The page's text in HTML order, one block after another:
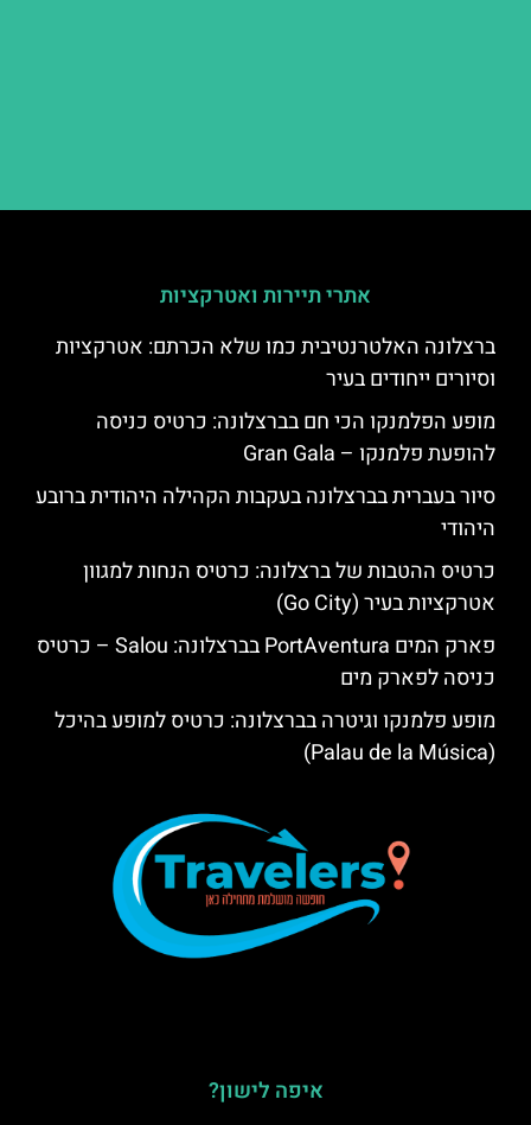
אתרי תיירות ואטרקציות
ברצלונה האלטרנטיבית כמו שלא הכרתם: אטרקציות
וסיורים ייחודים בעיר
מופע הפלמנקו הכי חם בברצלונה: כרטיס כניסה
להופעת פלמנקו – Gran Gala
סיור בעברית בברצלונה בעקבות הקהילה היהודית ברובע
היהודי
כרטיס ההטבות של ברצלונה: כרטיס הנחות למגוון
אטרקציות בעיר (Go City)
פארק המים PortAventura בברצלונה: Salou – כרטיס
כניסה לפארק מים
מופע פלמנקו וגיטרה בברצלונה: כרטיס למופע בהיכל
(Palau de la Música)
איפה לישון?